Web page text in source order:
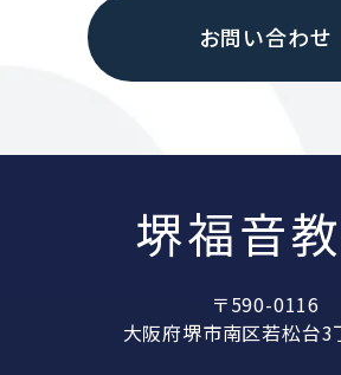
お問い合わせ
堺福音
〒590-0116
大阪府堺市南区若松台